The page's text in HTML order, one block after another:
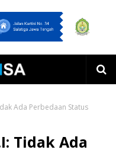
Ada Perbedaan Status
Tidak Ada